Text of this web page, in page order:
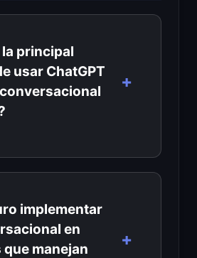
la principal
usar ChatGPT
implementar
en
manejan